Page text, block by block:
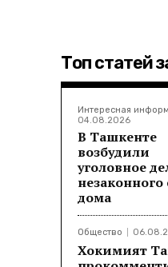
Топ статей
Интересная
04.08.2026
В Ташкенте
возбудили
уголовное
незаконного
дома
Общество
Хокимият